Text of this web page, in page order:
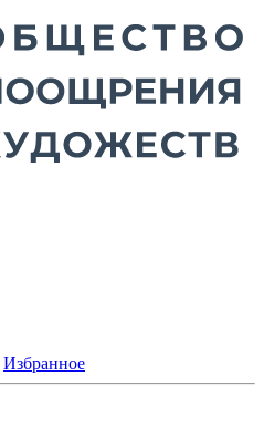
Избранное